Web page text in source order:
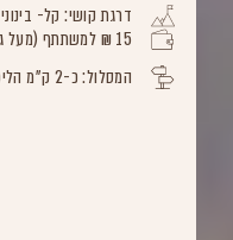
דרגת קושי: קל- בינוני
15 ₪ למשתתף (מעל גיל שנתיים)
המסלול: כ-2 ק"מ הליכה, מסלול מעגלי, מונגש ומתאים לילדים